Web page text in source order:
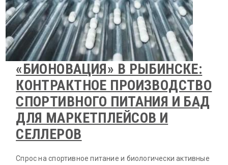
«БИОНОВАЦИЯ» В РЫБИНСКЕ:
КОНТРАКТНОЕ ПРОИЗВОДСТВО
СПОРТИВНОГО ПИТАНИЯ И БАД
ДЛЯ МАРКЕТПЛЕЙСОВ И
СЕЛЛЕРОВ
Спрос на спортивное питание и биологически активные